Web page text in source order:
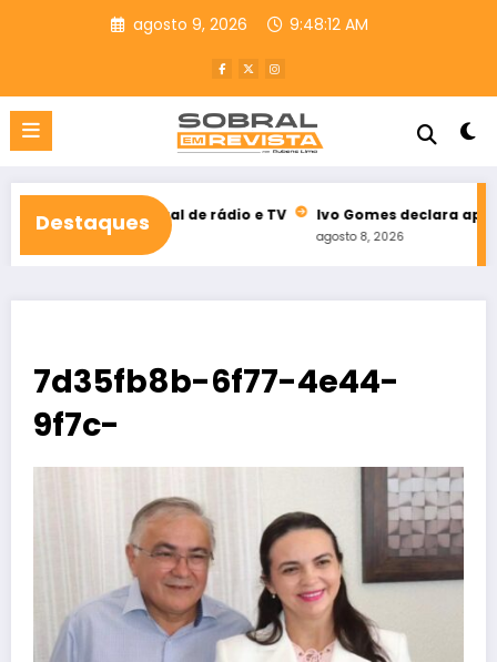
agosto 9, 2026 9:48:13 AM
Destaques
eleitoral de rádio e TV Ivo Gomes declara apoio à
7d35fb8b-6f77-4e44-
9f7c-